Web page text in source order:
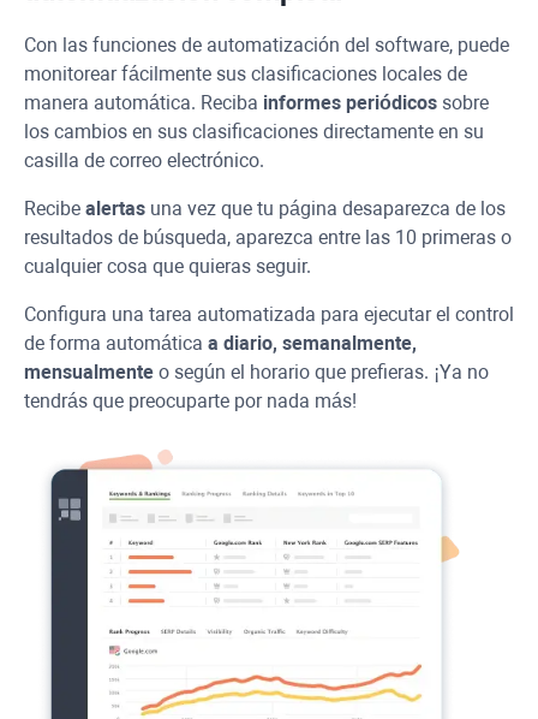
Con las funciones de automatización del software, puede
monitorear fácilmente sus clasificaciones locales de
manera automática. Reciba informes periódicos sobre
los cambios en sus clasificaciones directamente en su
casilla de correo electrónico.
Recibe alertas una vez que tu página desaparezca de los
resultados de búsqueda, aparezca entre las 10 primeras o
cualquier cosa que quieras seguir.
Configura una tarea automatizada para ejecutar el control
de forma automática a diario, semanalmente,
mensualmente o según el horario que prefieras. ¡Ya no
tendrás que preocuparte por nada más!